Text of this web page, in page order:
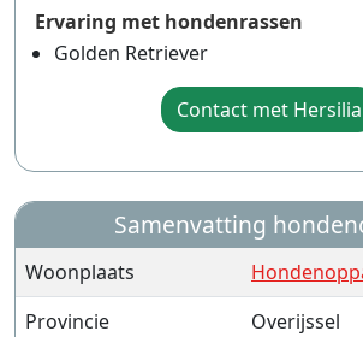
Ervaring met hondenrassen
Golden Retriever
Contact met Hersilia
Samenvatting
Woonplaats
Provincie
Overijssel